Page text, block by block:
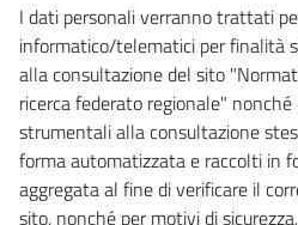
I dati personali verranno trattati
informatico/telematici per finalità
alla consultazione del sito
ricerca federato regionale"
strumentali alla consultazione
forma automatizzata e raccolti in
aggregata al fine di verificare il
sito, nonché per motivi di sicurezza.